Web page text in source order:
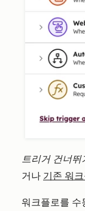
트리거 건너
거나 기존 워
워크플로를 수